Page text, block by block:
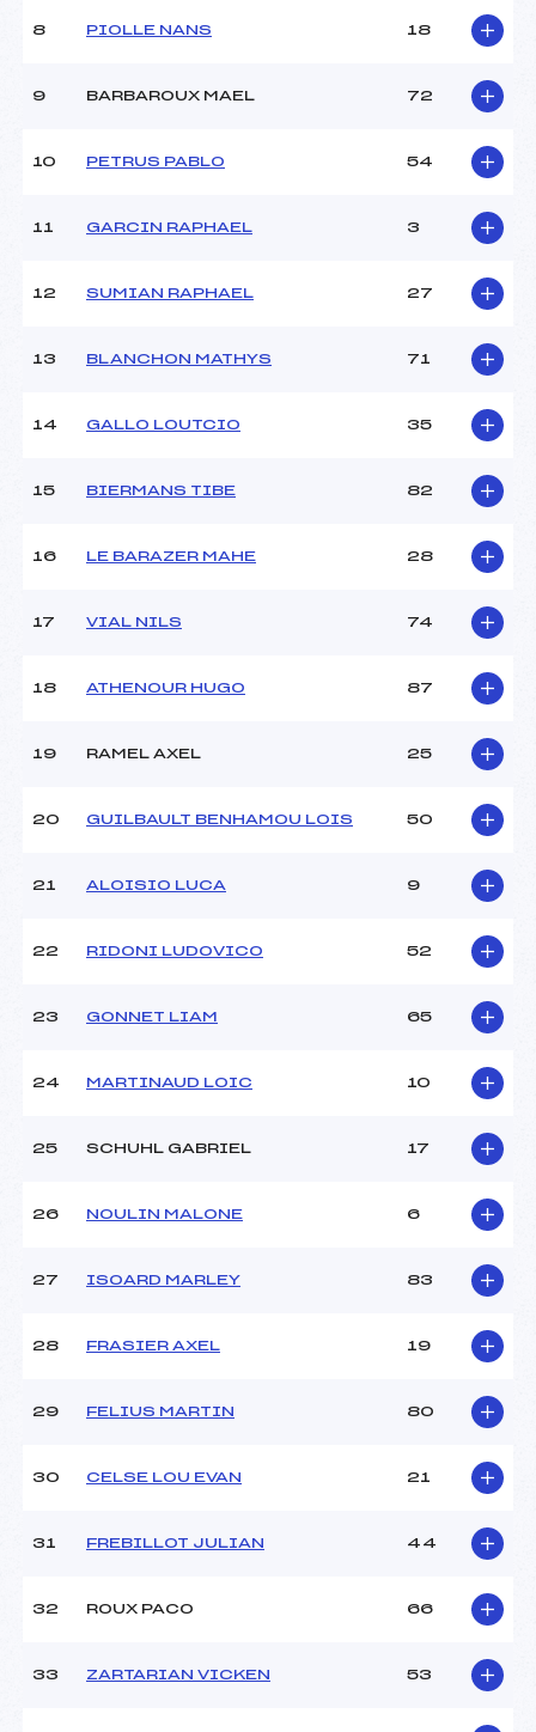
Ouvreurs C :
HERMITTE (AP)
12H45
CHAUVET (AP)
Ouvreurs B :
HERMITTE (AP)
Ouvreurs D :
GRUZZA (AP)
Température arrivée :
U14
8 PIOLLE NANS 18
9 BARBAROUX MAEL 72
10 PETRUS PABLO 54
11 GARCIN RAPHAEL 3
12 SUMIAN RAPHAEL 27
13 BLANCHON MATHYS 71
14 GALLO LOUTCIO 35
15 BIERMANS TIBE 82
16 LE BARAZER MAHE 28
17 VIAL NILS 74
18 ATHENOUR HUGO 87
19 RAMEL AXEL 25
20 GUILBAULT BENHAMOU LOIS 50
21 ALOISIO LUCA 9
22 RIDONI LUDOVICO 52
23 GONNET LIAM 65
24 MARTINAUD LOIC 10
25 SCHUHL GABRIEL 17
26 NOULIN MALONE 6
27 ISOARD MARLEY 83
28 FRASIER AXEL 19
29 FELIUS MARTIN 80
30 CELSE LOU EVAN 21
31 FREBILLOT JULIAN 44
32 ROUX PACO 66
33 ZARTARIAN VICKEN 53